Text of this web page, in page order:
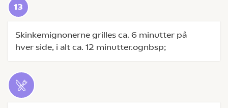
Skinkemignonerne grilles ca. 6 minutter på
hver side, i alt ca. 12 minutter.ognbsp;